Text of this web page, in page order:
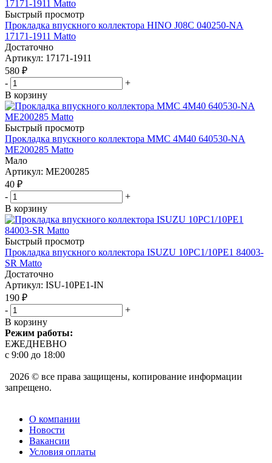
Быстрый просмотр
Прокладка впускного коллектора HINO J08C 040250-NA
17171-1911 Matto
Достаточно
Артикул: 17171-1911
580 ₽
-
+
В корзину
Быстрый просмотр
Прокладка впускного коллектора MMC 4M40 640530-NA
ME200285 Matto
Мало
Артикул: ME200285
40 ₽
-
+
В корзину
Быстрый просмотр
Прокладка впускного коллектора ISUZU 10PC1/10PE1 84003-
SR Matto
Достаточно
Артикул: ISU-10PE1-IN
190 ₽
-
+
В корзину
Режим работы:
ЕЖЕДНЕВНО
с 9:00 до 18:00
2026 © все права защищены, копирование информации
запрещено.
О компании
Новости
Вакансии
Условия оплаты